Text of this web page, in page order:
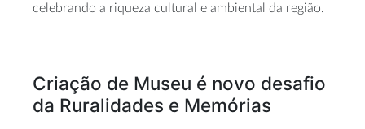
celebrando a riqueza cultural e ambiental da região.
Criação de Museu é novo desafio
da Ruralidades e Memórias